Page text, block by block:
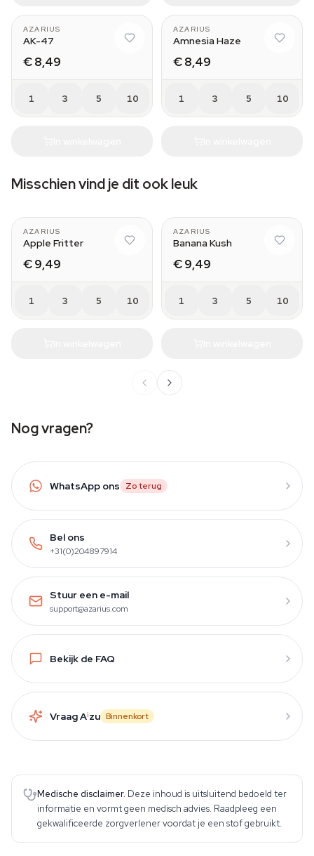
AZARIUS
AK-47
€ 8,49
1 3 5 10
AZARIUS
Amnesia Haze
€ 8,49
1 3 5 10
Misschien vind je dit ook leuk
AZARIUS
Apple Fritter
€ 9,49
1 3 5 10
AZARIUS
Banana Kush
€ 9,49
1 3 5 10
Nog vragen?
WhatsApp ons Zo terug
Bel ons
+31(0)204897914
Stuur een e-mail
support@azarius.com
Bekijk de FAQ
Vraag Aizu Binnenkort
Medische disclaimer. Deze inhoud is uitsluitend bedoeld ter
informatie en vormt geen medisch advies. Raadpleeg een
gekwalificeerde zorgverlener voordat je een stof gebruikt.